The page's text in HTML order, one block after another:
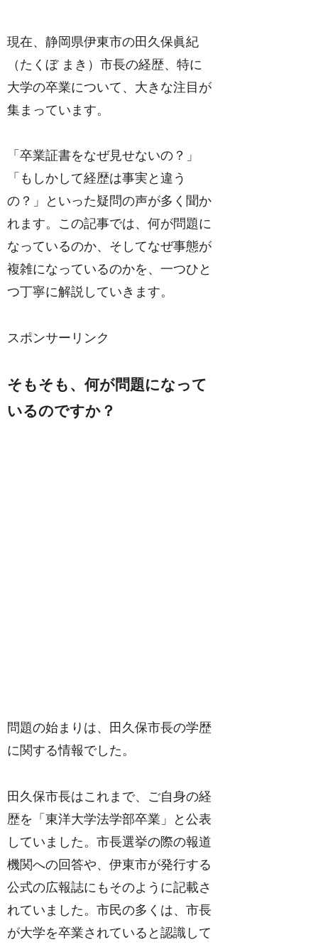
現在、静岡県伊東市の田久保眞紀
（たくぼ まき）市長の経歴、特に
大学の卒業について、大きな注目が
集まっています。
「卒業証書をなぜ見せないの？」
「もしかして経歴は事実と違う
の？」といった疑問の声が多く聞か
れます。この記事では、何が問題に
なっているのか、そしてなぜ事態が
複雑になっているのかを、一つひと
つ丁寧に解説していきます。
スポンサーリンク
そもそも、何が問題になって
いるのですか？
問題の始まりは、田久保市長の学歴
に関する情報でした。
田久保市長はこれまで、ご自身の経
歴を「東洋大学法学部卒業」と公表
していました。市長選挙の際の報道
機関への回答や、伊東市が発行する
公式の広報誌にもそのように記載さ
れていました。市民の多くは、市長
が大学を卒業されていると認識して